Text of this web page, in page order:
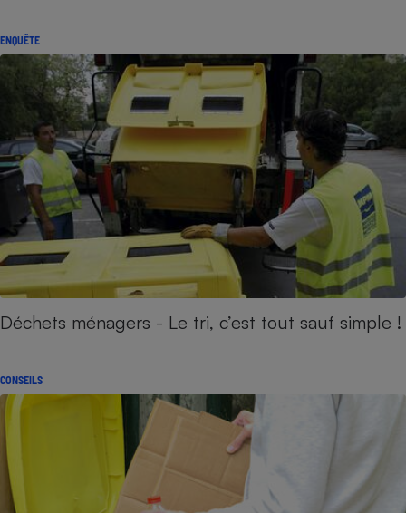
ENQUÊTE
Déchets ménagers - Le tri, c’est tout sauf simple !
CONSEILS